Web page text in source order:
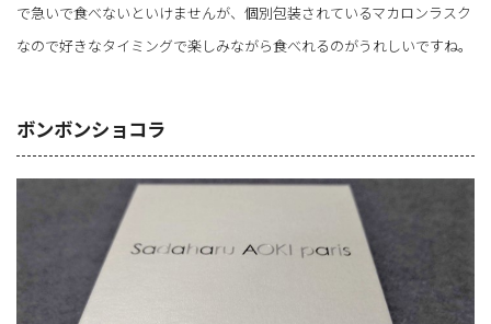
で急いで食べないといけませんが、個別包装されているマカロンラスク
なので好きなタイミングで楽しみながら食べれるのがうれしいですね。
ボンボンショコラ